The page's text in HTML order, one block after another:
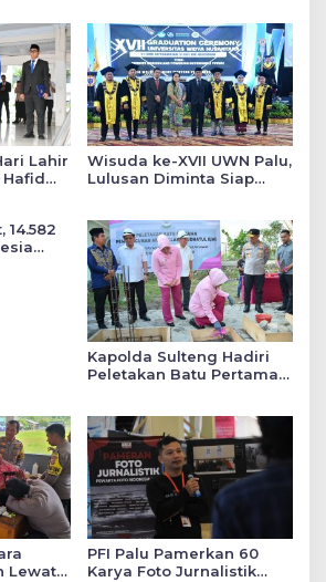
Lahir
Hafid
Wisuda ke-XVII UWN Palu,
Lulusan Diminta Siap
Kapolda Sulteng Hadiri
Peletakan Batu Pertama
Lewat
PFI Palu Pamerkan 60
Karya Foto Jurnalistik